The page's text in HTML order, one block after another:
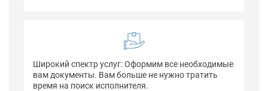
Широкий спектр услуг: Оформим все необходимые
вам документы. Вам больше не нужно тратить
время на поиск исполнителя.